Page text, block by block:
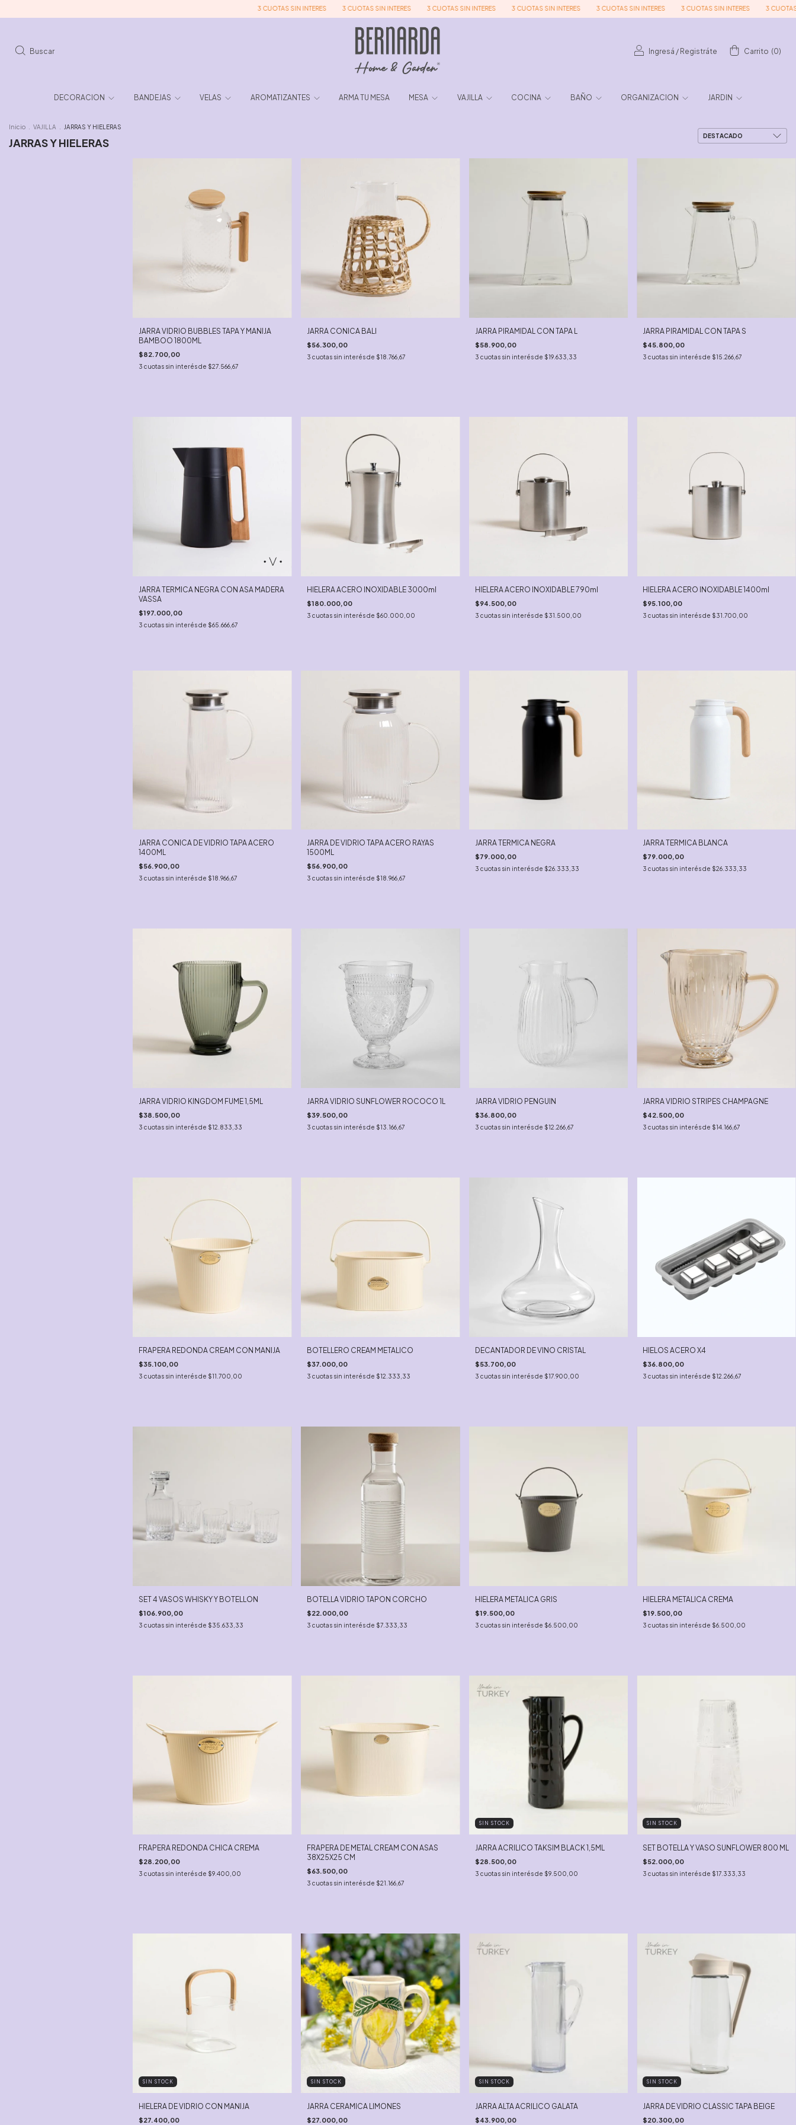
3 CUOTAS SIN INTERES 3 CUOTAS SIN INTERES 3 CUOTAS SIN INTERES 3 CUOTAS SIN INTERES 3 CUOTAS SIN INTERES 3 CUOTAS SIN INTERES 3 CUOTAS SIN INTERES
Buscar Ingresá / Registráte Carrito (0)
DECORACION BANDEJAS VELAS AROMATIZANTES ARMA TU MESA MESA VAJILLA COCINA BAÑO ORGANIZACION JARDIN
Inicio VAJILLA JARRAS Y HIELERAS
JARRAS Y HIELERAS
JARRA VIDRIO BUBBLES TAPA Y MANIJA
BAMBOO 1800ML
$82.700,00
3 cuotas sin interés de $27.566,67
JARRA CONICA BALI
$56.300,00
3 cuotas sin interés de $18.766,67
JARRA PIRAMIDAL CON TAPA L
$58.900,00
3 cuotas sin interés de $19.633,33
JARRA PIRAMIDAL CON TAPA S
$45.800,00
3 cuotas sin interés de $15.266,67
JARRA TERMICA NEGRA CON ASA MADERA
VASSA
$197.000,00
3 cuotas sin interés de $65.666,67
HIELERA ACERO INOXIDABLE 3000ml
$180.000,00
3 cuotas sin interés de $60.000,00
HIELERA ACERO INOXIDABLE 790ml
$94.500,00
3 cuotas sin interés de $31.500,00
HIELERA ACERO INOXIDABLE 1400ml
$95.100,00
3 cuotas sin interés de $31.700,00
JARRA CONICA DE VIDRIO TAPA ACERO
1400ML
$56.900,00
3 cuotas sin interés de $18.966,67
JARRA DE VIDRIO TAPA ACERO RAYAS
1500ML
$56.900,00
3 cuotas sin interés de $18.966,67
JARRA TERMICA NEGRA
$79.000,00
3 cuotas sin interés de $26.333,33
JARRA TERMICA BLANCA
$79.000,00
3 cuotas sin interés de $26.333,33
JARRA VIDRIO KINGDOM FUME 1,5ML
$38.500,00
3 cuotas sin interés de $12.833,33
JARRA VIDRIO SUNFLOWER ROCOCO 1L
$39.500,00
3 cuotas sin interés de $13.166,67
JARRA VIDRIO PENGUIN
$36.800,00
3 cuotas sin interés de $12.266,67
JARRA VIDRIO STRIPES CHAMPAGNE
$42.500,00
3 cuotas sin interés de $14.166,67
FRAPERA REDONDA CREAM CON MANIJA
$35.100,00
3 cuotas sin interés de $11.700,00
BOTELLERO CREAM METALICO
$37.000,00
3 cuotas sin interés de $12.333,33
DECANTADOR DE VINO CRISTAL
$53.700,00
3 cuotas sin interés de $17.900,00
HIELOS ACERO X4
$36.800,00
3 cuotas sin interés de $12.266,67
SET 4 VASOS WHISKY Y BOTELLON
$106.900,00
3 cuotas sin interés de $35.633,33
BOTELLA VIDRIO TAPON CORCHO
$22.000,00
3 cuotas sin interés de $7.333,33
HIELERA METALICA GRIS
$19.500,00
3 cuotas sin interés de $6.500,00
HIELERA METALICA CREMA
$19.500,00
3 cuotas sin interés de $6.500,00
FRAPERA REDONDA CHICA CREMA
$28.200,00
3 cuotas sin interés de $9.400,00
FRAPERA DE METAL CREAM CON ASAS
38X25X25 CM
$63.500,00
3 cuotas sin interés de $21.166,67
SIN STOCK
JARRA ACRILICO TAKSIM BLACK 1,5ML
$28.500,00
3 cuotas sin interés de $9.500,00
SIN STOCK
SET BOTELLA Y VASO SUNFLOWER 800 ML
$52.000,00
3 cuotas sin interés de $17.333,33
SIN STOCK
HIELERA DE VIDRIO CON MANIJA
$27.400,00
SIN STOCK
JARRA CERAMICA LIMONES
$27.000,00
SIN STOCK
JARRA ALTA ACRILICO GALATA
$43.900,00
SIN STOCK
JARRA DE VIDRIO CLASSIC TAPA BEIGE
$20.300,00